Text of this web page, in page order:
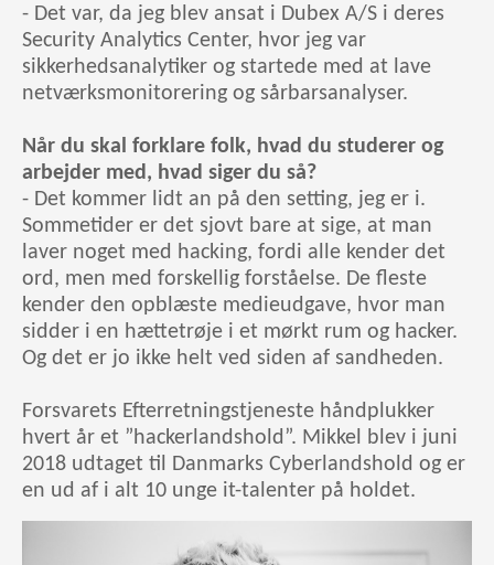
- Det var, da jeg blev ansat i Dubex A/S i deres
Security Analytics Center, hvor jeg var
sikkerhedsanalytiker og startede med at lave
netværksmonitorering og sårbarsanalyser.
Når du skal forklare folk, hvad du studerer og
arbejder med, hvad siger du så?
- Det kommer lidt an på den setting, jeg er i.
Sommetider er det sjovt bare at sige, at man
laver noget med hacking, fordi alle kender det
ord, men med forskellig forståelse. De fleste
kender den opblæste medieudgave, hvor man
sidder i en hættetrøje i et mørkt rum og hacker.
Og det er jo ikke helt ved siden af sandheden.
Forsvarets Efterretningstjeneste håndplukker
hvert år et ”hackerlandshold”. Mikkel blev i juni
2018 udtaget til Danmarks Cyberlandshold og er
en ud af i alt 10 unge it-talenter på holdet.